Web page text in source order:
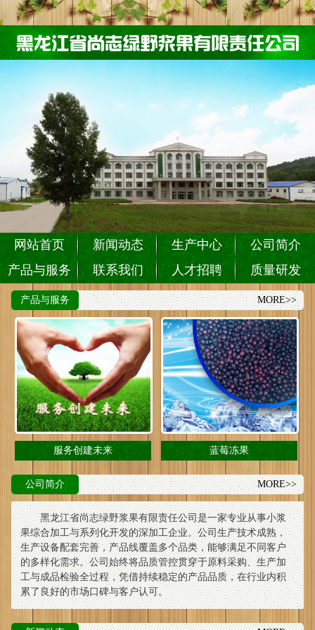
网站首页 新闻动态 生产中心
公司简介
产品与服务
联系我们 人才招聘 质量研发
产品与服务 MORE>>
服务创建未来 蓝莓冻果
公司简介 MORE>>
黑龙江省尚志绿野浆果有限责任公司是一家专业从事小浆
果综合加工与系列化开发的深加工企业。公司生产技术成熟，
生产设备配套完善，产品线覆盖多个品类，能够满足不同客户
的多样化需求。公司始终将品质管控贯穿于原料采购、生产加
工与成品检验全过程，凭借持续稳定的产品品质，在行业内积
累了良好的市场口碑与客户认可。